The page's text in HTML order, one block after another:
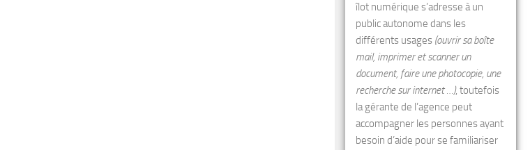
îlot numérique s’adresse à un
public autonome dans les
différents usages (ouvrir sa boîte
mail, imprimer et scanner un
document, faire une photocopie, une
recherche sur internet …), toutefois
la gérante de l’agence peut
accompagner les personnes ayant
besoin d’aide pour se familiariser